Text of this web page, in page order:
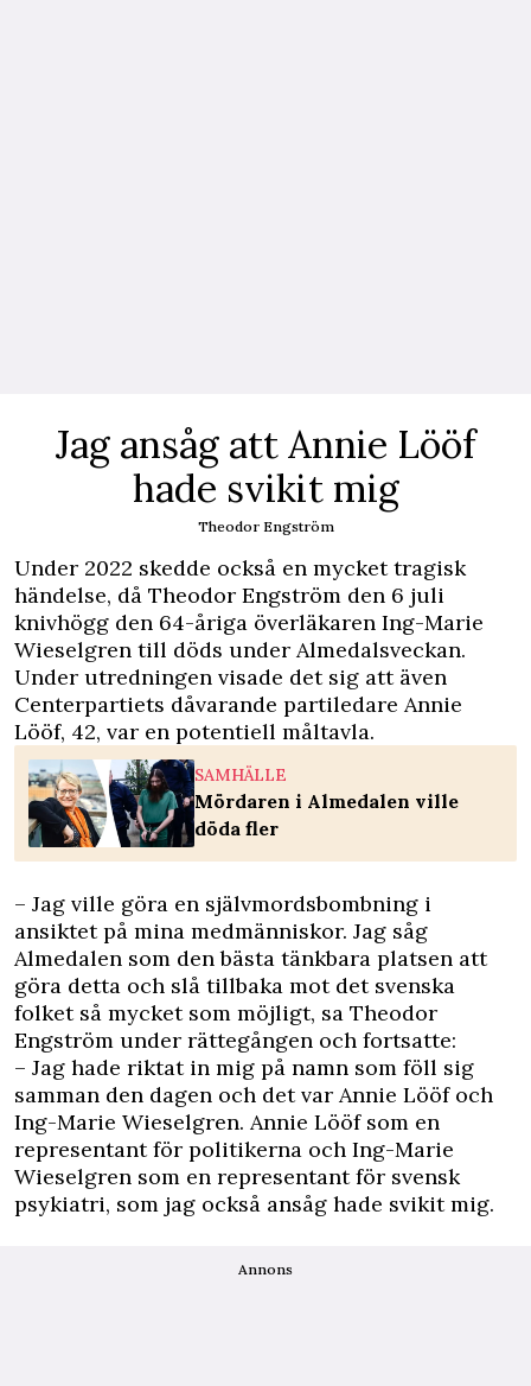
Jag ansåg att Annie Lööf
hade svikit mig
Theodor Engström
Under 2022 skedde också en mycket tragisk
händelse, då Theodor Engström den 6 juli
knivhögg den 64-åriga överläkaren Ing-Marie
Wieselgren till döds under Almedalsveckan.
Under utredningen visade det sig att även
Centerpartiets dåvarande partiledare Annie
Lööf, 42, var en potentiell måltavla.
SAMHÄLLE
Mördaren i Almedalen ville
döda fler
– Jag ville göra en självmordsbombning i
ansiktet på mina medmänniskor. Jag såg
Almedalen som den bästa tänkbara platsen att
göra detta och slå tillbaka mot det svenska
folket så mycket som möjligt, sa Theodor
Engström under rättegången och fortsatte:
– Jag hade riktat in mig på namn som föll sig
samman den dagen och det var Annie Lööf och
Ing-Marie Wieselgren. Annie Lööf som en
representant för politikerna och Ing-Marie
Wieselgren som en representant för svensk
psykiatri, som jag också ansåg hade svikit mig.
Annons